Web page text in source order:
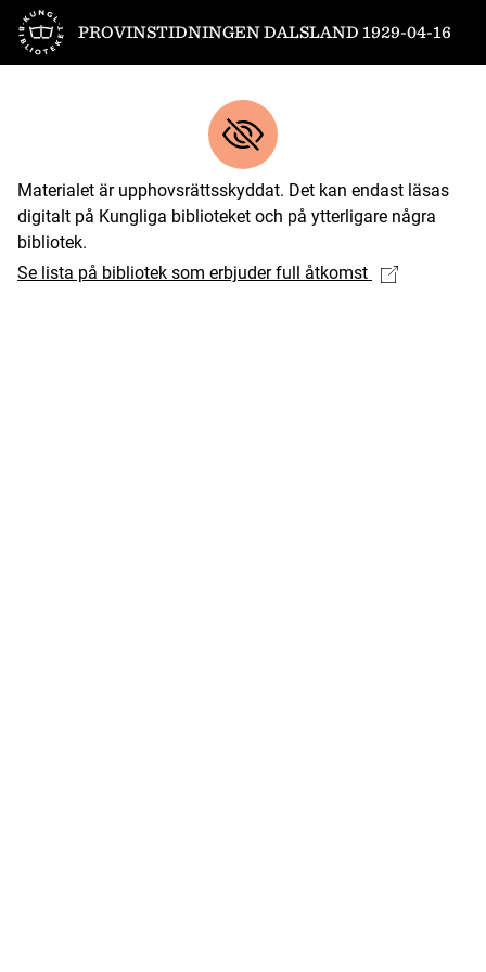
Till startsidan
PROVINSTIDNINGEN DALSLAND 1929-04-16
Materialet är upphovsrättsskyddat. Det kan endast läsas
digitalt på Kungliga biblioteket och på ytterligare några
bibliotek.
Se lista på bibliotek som erbjuder full åtkomst